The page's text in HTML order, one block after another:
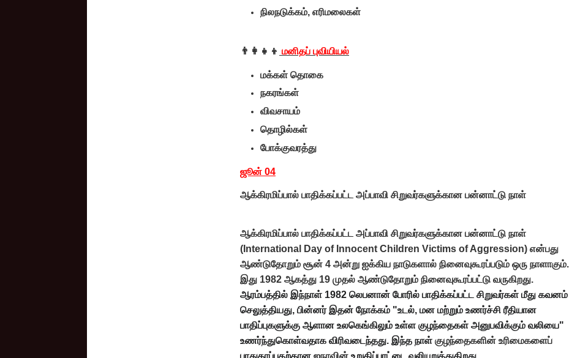
நிலநடுக்கம், எரிமலைகள்
👨‍👩‍👧‍👦 மனிதப் புவியியல்
மக்கள் தொகை
நகரங்கள்
விவசாயம்
தொழில்கள்
போக்குவரத்து
ஜூன் 04
ஆக்கிரமிப்பால் பாதிக்கப்பட்ட அப்பாவி சிறுவர்களுக்கான பன்னாட்டு நாள்
ஆக்கிரமிப்பால் பாதிக்கப்பட்ட அப்பாவி சிறுவர்களுக்கான பன்னாட்டு நாள்
(International Day of Innocent Children Victims of Aggression) என்பது
ஆண்டுதோறும் சூன் 4 அன்று ஐக்கிய நாடுகளால் நினைவுகூரப்படும் ஒரு நாளாகும்.
இது 1982 ஆகத்து 19 முதல் ஆண்டுதோறும் நினைவுகூரப்பட்டு வருகிறது.
ஆரம்பத்தில் இந்நாள் 1982 லெபனான் போரில் பாதிக்கப்பட்ட சிறுவர்கள் மீது கவனம்
செலுத்தியது, பின்னர் இதன் நோக்கம் "உடல், மன மற்றும் உணர்ச்சி ரீதியான
பாதிப்புகளுக்கு ஆளான உலகெங்கிலும் உள்ள குழந்தைகள் அனுபவிக்கும் வலியை"
உணர்ந்துகொள்வதாக விரிவடைந்தது. இந்த நாள் குழந்தைகளின் உரிமைகளைப்
பாதுகாப்பதற்கான ஐநாவின் உறுதிப்பாட்டை வலியுறுத்துகிறது